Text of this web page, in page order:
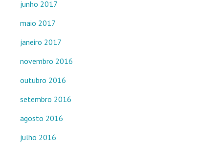
junho 2017
maio 2017
janeiro 2017
novembro 2016
outubro 2016
setembro 2016
agosto 2016
julho 2016